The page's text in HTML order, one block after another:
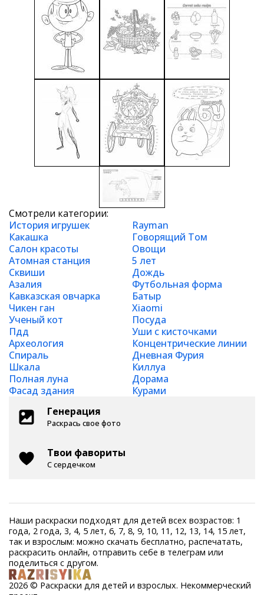
Смотрели категории:
История игрушек
Rayman
Какашка
Говорящий Том
Салон красоты
Овощи
Атомная станция
5 лет
Сквиши
Дождь
Азалия
Футбольная форма
Кавказская овчарка
Батыр
Чикен ган
Xiaomi
Ученый кот
Посуда
Пдд
Уши с кисточками
Археология
Концентрические линии
Спираль
Дневная Фурия
Шкала
Киллуа
Полная луна
Дорама
Фасад здания
Курами
Генерация
Раскрась свое фото
Твои фавориты
С сердечком
Наши раскраски подходят для детей всех возрастов: 1
года, 2 года, 3, 4, 5 лет, 6, 7, 8, 9, 10, 11, 12, 13, 14, 15 лет,
так и взрослым: можно скачать бесплатно, распечатать,
раскрасить онлайн, отправить себе в телеграм или
поделиться с другом.
2026 © Раскраски для детей и взрослых. Некоммерческий